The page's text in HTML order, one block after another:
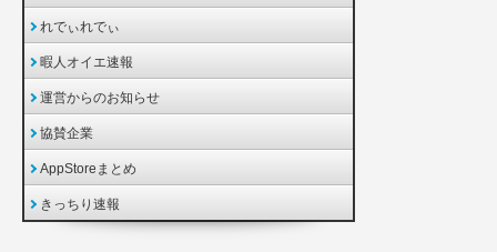
れでぃれでぃ
暇人オイエ速報
運営からのお知らせ
協賛企業
AppStoreまとめ
きっちり速報